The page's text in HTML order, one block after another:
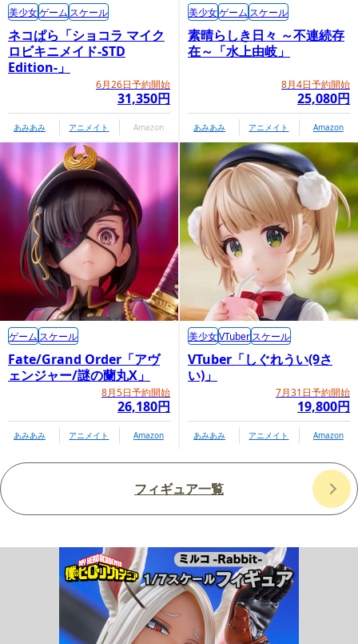
ネコぱら「ショコラ マイク
ロビキニメイド-STD
Edition-」
6月26日予約開始
31,350円
美少女ゲーム スケール
あみあみ アニメイト Amazon
素晴らしき日々 ～不連続存
在～「水上由岐」
8月4日予約開始
25,080円
美少女ゲーム スケール
あみあみ アニメイト Amazon
Fate/Grand Order「アヴ
ェンジャー/謎の蘭丸X」
8月5日予約開始
26,180円
ゲーム スケール
あみあみ アニメイト Amazon
VTuber「しぐれうい(9さ
い)」
7月31日予約開始
19,800円
美少女VTuberスケール
あみあみ アニメイト Amazon
フィギュア一覧